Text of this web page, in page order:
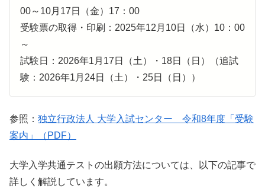
00～10月17日（金）17：00
受験票の取得・印刷：2025年12月10日（水）10：00
～
試験日：2026年1月17日（土）・18日（日）（追試
験：2026年1月24日（土）・25日（日））
参照： 独立行政法人 大学入試センター 令和8年度「受験
案内」（PDF）
大学入学共通テストの出願方法については、以下の記事で
詳しく解説しています。